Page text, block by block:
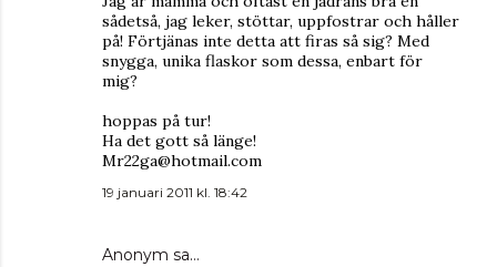
sådetså, jag leker, stöttar, uppfostrar och håller
på! Förtjänas inte detta att firas så sig? Med
snygga, unika flaskor som dessa, enbart för
mig?
hoppas på tur!
Ha det gott så länge!
Mr22ga@hotmail.com
19 januari 2011 kl. 18:42
Anonym sa…